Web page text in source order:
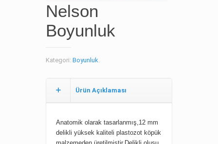
Nelson
Boyunluk
Kategori: Boyunluk
Ürün Açıklaması
Anatomik olarak tasarlanmış,12 mm
delikli yüksek kaliteli plastozot köpük
malzemeden üretilmiştir.Delikli oluşu